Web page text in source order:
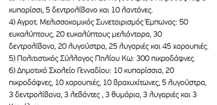
κυπαρίσσι, 5 δεντρολίβανο και 10 λαντάνες.
4) Αγροτ. Μελισσοκομικός Συνεταιρισμός Έμπωνας: 50
ευκαλύπτους, 20 ευκαλύπτους μελιόντορα, 30
δεντρολίβανα, 20 λυγούστρα, 25 λυγαριές και 45 χαρουπιές.
5) Πολιτιστικός Σύλλογος Πηλίου Κω: 300 πικροδάφνες.
6) Δημοτικό Σχολείο Γενναδίου: 10 κυπαρίσσια, 20
πικροδάφνες, 10 χαρουπιές, 10 βραχυχίτωνες, 5 λυγούστρα,
3 δεντρολίβανα, 3 λεβάντες , 3 θυμάρια, 3 λυγαριές και 3